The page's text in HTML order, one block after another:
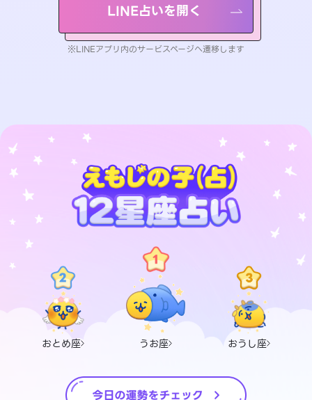
LINE占いを開く
※LINEアプリ内のサービスページへ遷移します
おとめ座 うお座 おうし座